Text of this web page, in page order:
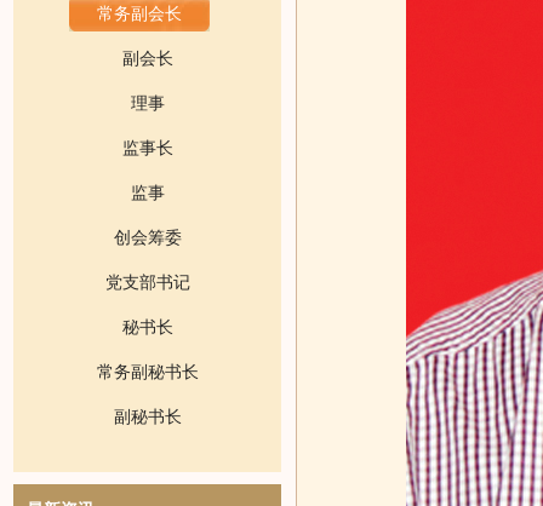
常务副会长
副会长
理事
监事长
监事
创会筹委
党支部书记
秘书长
常务副秘书长
副秘书长